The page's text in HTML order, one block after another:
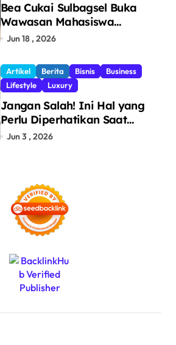
Bea Cukai Sulbagsel Buka
Wawasan Mahasiswa
Politeknik Bosowa tentang
dan Pencegahan Barang
Ilegal
Jun 18 , 2026
Artikel Berita Bisnis
Business
Lifestyle
Luxury
Jangan Salah! Ini Hal yang
Perlu Diperhatikan Saat
Pasang Big Slab
Jun 3 , 2026